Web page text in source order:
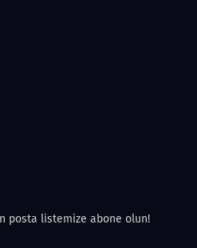
posta listemize abone olun!